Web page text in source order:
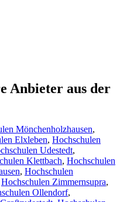
Anbieter aus der
Mönchenholzhausen,
Elxleben, Hochschulen
Udestedt,
Klettbach, Hochschulen
, Hochschulen
Hochschulen Zimmernsupra,
Ollendorf,